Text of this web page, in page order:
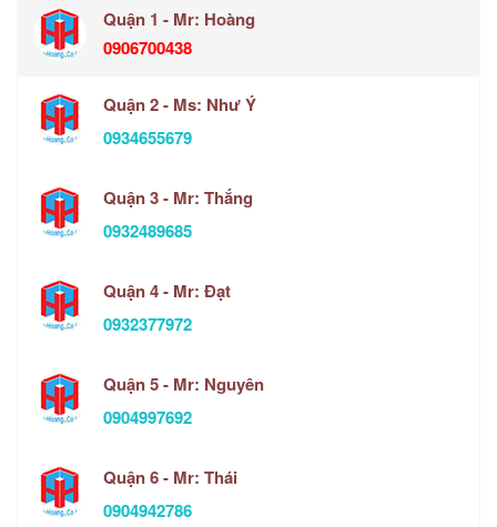
Quận 1 - Mr: Hoàng
0906700438
Quận 2 - Ms: Như Ý
0934655679
Quận 3 - Mr: Thắng
0932489685
Quận 4 - Mr: Đạt
0932377972
Quận 5 - Mr: Nguyên
0904997692
Quận 6 - Mr: Thái
0904942786